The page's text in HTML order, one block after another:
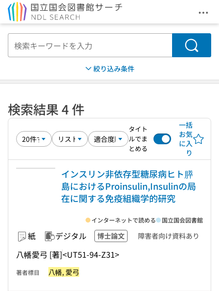
メ
検索
絞り込み条件
検索結果 4 件
タイト
ルでま
とめる
一括
お気
に入
り
インスリン非依存型糖尿病ヒト膵
島におけるProinsulin,Insulinの局
在に関する免疫組織学的研究
紙 デジタル 博士論文 障害者向け資料あり
八幡愛弓 [著]<UT51-94-Z31>
インターネットで読める 国立国会図書館
著者標目 八幡, 愛弓